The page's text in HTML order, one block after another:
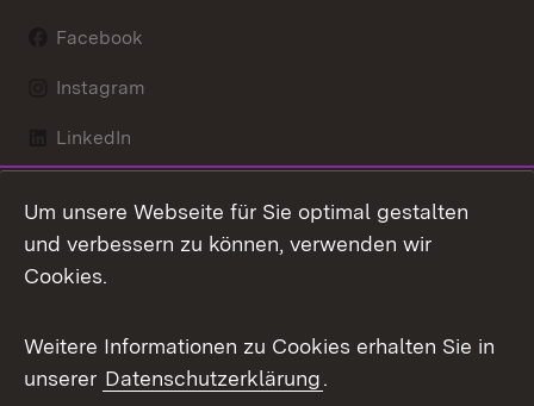
Facebook
Instagram
LinkedIn
X / Twitter
Youtube
Kontakt
Datenschutz
Um unsere Webseite für Sie optimal gestalten
und verbessern zu können, verwenden wir
Cookies.
Weitere Informationen zu Cookies erhalten Sie in
unserer Datenschutzerklärung.